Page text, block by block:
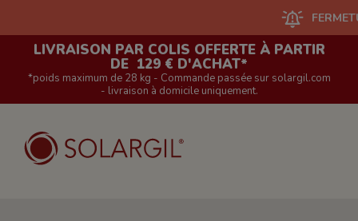
LIVRAISON PAR COLIS OFFERTE À PARTIR
DE 129 € D'ACHAT*
*poids maximum de 28 kg - Commande passée sur solargil.com
- livraison à domicile uniquement.